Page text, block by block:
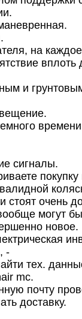
на
и
времени
сигналы.
стоят очень
могут
новое.
-
тех.
mc.
почту
доставку.